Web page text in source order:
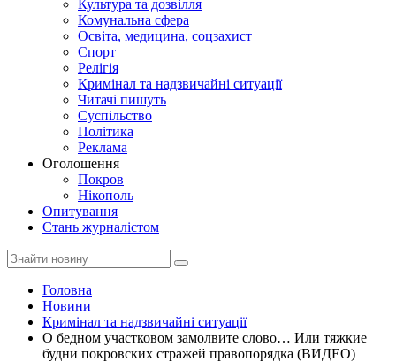
Культура та дозвілля
Комунальна сфера
Освіта, медицина, соцзахист
Спорт
Релігія
Кримінал та надзвичайні ситуації
Читачі пишуть
Суспільство
Політика
Реклама
Оголошення
Покров
Нікополь
Опитування
Стань журналістом
Головна
Новини
Кримінал та надзвичайні ситуації
О бедном участковом замолвите слово… Или тяжкие
будни покровских стражей правопорядка (ВИДЕО)